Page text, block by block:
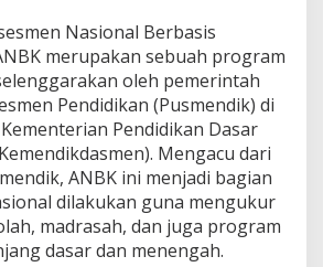
e
r
a
s
i
-
K
a
r
a
k
t
Nasional Berbasis
merupakan sebuah program
oleh pemerintah
Pendidikan (Pusmendik) di
Pendidikan Dasar
Mengacu dari
ANBK ini menjadi bagian
dilakukan guna mengukur
madrasah, dan juga program
dasar dan menengah.